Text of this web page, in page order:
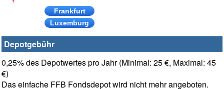
Frankfurt
Luxemburg
Depotgebühr
0,25% des Depotwertes pro Jahr (Minimal: 25 €, Maximal: 45
€)
Das einfache FFB Fondsdepot wird nicht mehr angeboten.